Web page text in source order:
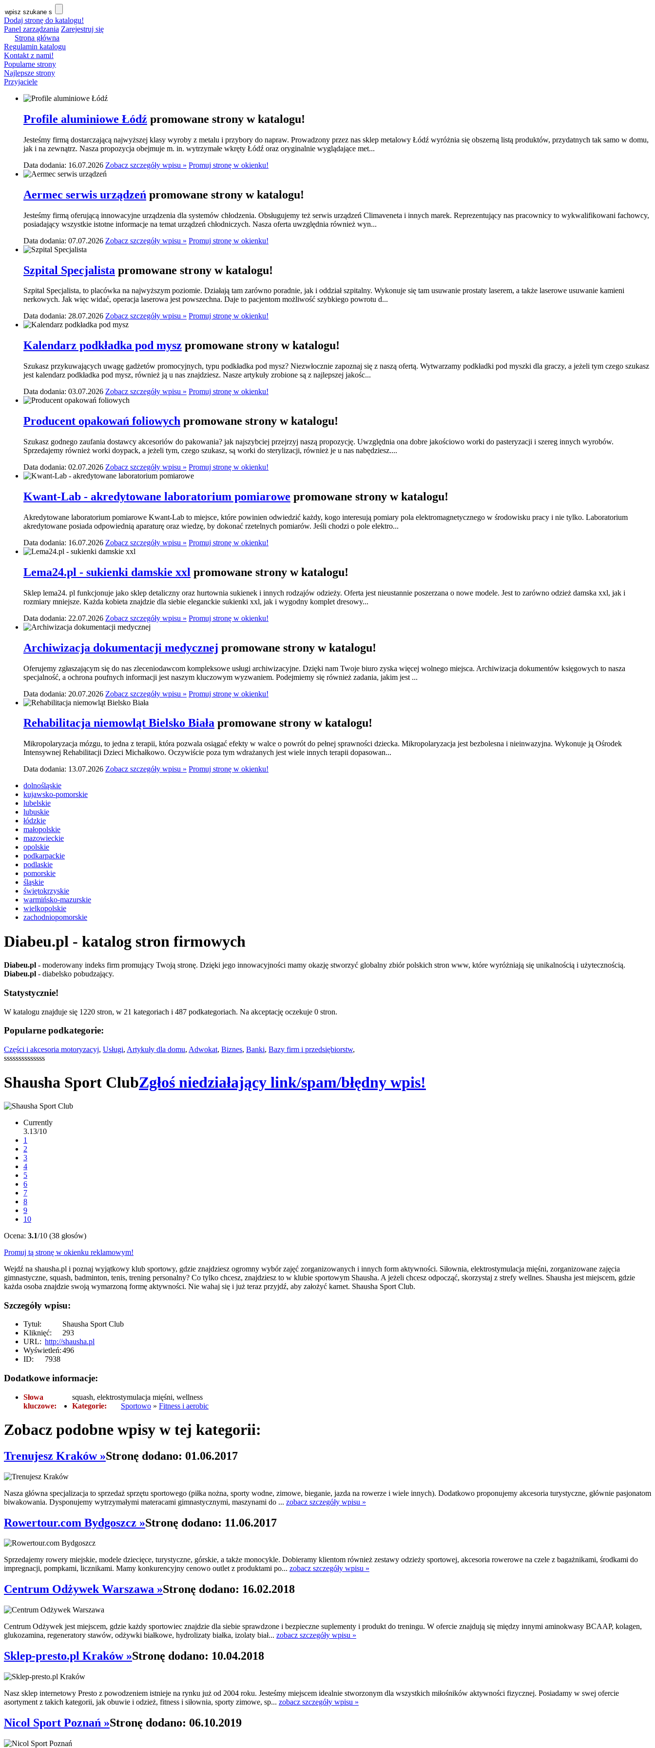
Dodaj stronę do katalogu!
Panel zarządzania Zarejestruj się
Strona główna
Regulamin katalogu
Kontakt z nami!
Popularne strony
Najlepsze strony
Przyjaciele
Profile aluminiowe Łódź promowane strony w katalogu!
Jesteśmy firmą dostarczającą najwyższej klasy wyroby z metalu i przybory do napraw. Prowadzony przez nas sklep metalowy Łódź wyróżnia się obszerną listą produktów, przydatnych tak samo w domu,
jak i na zewnątrz. Nasza propozycja obejmuje m. in. wytrzymałe wkręty Łódź oraz oryginalnie wyglądające met...
Data dodania: 16.07.2026 Zobacz szczegóły wpisu » Promuj stronę w okienku!
Aermec serwis urządzeń promowane strony w katalogu!
Jesteśmy firmą oferującą innowacyjne urządzenia dla systemów chłodzenia. Obsługujemy też serwis urządzeń Climaveneta i innych marek. Reprezentujący nas pracownicy to wykwalifikowani fachowcy,
posiadający wszystkie istotne informacje na temat urządzeń chłodniczych. Nasza oferta uwzględnia również wyn...
Data dodania: 07.07.2026 Zobacz szczegóły wpisu » Promuj stronę w okienku!
Szpital Specjalista promowane strony w katalogu!
Szpital Specjalista, to placówka na najwyższym poziomie. Działają tam zarówno poradnie, jak i oddział szpitalny. Wykonuje się tam usuwanie prostaty laserem, a także laserowe usuwanie kamieni
nerkowych. Jak więc widać, operacja laserowa jest powszechna. Daje to pacjentom możliwość szybkiego powrotu d...
Data dodania: 28.07.2026 Zobacz szczegóły wpisu » Promuj stronę w okienku!
Kalendarz podkładka pod mysz promowane strony w katalogu!
Szukasz przykuwających uwagę gadżetów promocyjnych, typu podkładka pod mysz? Niezwłocznie zapoznaj się z naszą ofertą. Wytwarzamy podkładki pod myszki dla graczy, a jeżeli tym czego szukasz
jest kalendarz podkładka pod mysz, również ją u nas znajdziesz. Nasze artykuły zrobione są z najlepszej jakośc...
Data dodania: 03.07.2026 Zobacz szczegóły wpisu » Promuj stronę w okienku!
Producent opakowań foliowych promowane strony w katalogu!
Szukasz godnego zaufania dostawcy akcesoriów do pakowania? jak najszybciej przejrzyj naszą propozycję. Uwzględnia ona dobre jakościowo worki do pasteryzacji i szereg innych wyrobów.
Sprzedajemy również worki doypack, a jeżeli tym, czego szukasz, są worki do sterylizacji, również je u nas nabędziesz....
Data dodania: 02.07.2026 Zobacz szczegóły wpisu » Promuj stronę w okienku!
Kwant-Lab - akredytowane laboratorium pomiarowe promowane strony w katalogu!
Akredytowane laboratorium pomiarowe Kwant-Lab to miejsce, które powinien odwiedzić każdy, kogo interesują pomiary pola elektromagnetycznego w środowisku pracy i nie tylko. Laboratorium
akredytowane posiada odpowiednią aparaturę oraz wiedzę, by dokonać rzetelnych pomiarów. Jeśli chodzi o pole elektro...
Data dodania: 16.07.2026 Zobacz szczegóły wpisu » Promuj stronę w okienku!
Lema24.pl - sukienki damskie xxl promowane strony w katalogu!
Sklep lema24. pl funkcjonuje jako sklep detaliczny oraz hurtownia sukienek i innych rodzajów odzieży. Oferta jest nieustannie poszerzana o nowe modele. Jest to zarówno odzież damska xxl, jak i
rozmiary mniejsze. Każda kobieta znajdzie dla siebie eleganckie sukienki xxl, jak i wygodny komplet dresowy...
Data dodania: 22.07.2026 Zobacz szczegóły wpisu » Promuj stronę w okienku!
Archiwizacja dokumentacji medycznej promowane strony w katalogu!
Oferujemy zgłaszającym się do nas zleceniodawcom kompleksowe usługi archiwizacyjne. Dzięki nam Twoje biuro zyska więcej wolnego miejsca. Archiwizacja dokumentów księgowych to nasza
specjalność, a ochrona poufnych informacji jest naszym kluczowym wyzwaniem. Podejmiemy się również zadania, jakim jest ...
Data dodania: 20.07.2026 Zobacz szczegóły wpisu » Promuj stronę w okienku!
Rehabilitacja niemowląt Bielsko Biała promowane strony w katalogu!
Mikropolaryzacja mózgu, to jedna z terapii, która pozwala osiągać efekty w walce o powrót do pełnej sprawności dziecka. Mikropolaryzacja jest bezbolesna i nieinwazyjna. Wykonuje ją Ośrodek
Intensywnej Rehabilitacji Dzieci Michałkowo. Oczywiście poza tym wdrażanych jest wiele innych terapii dopasowan...
Data dodania: 13.07.2026 Zobacz szczegóły wpisu » Promuj stronę w okienku!
dolnośląskie
kujawsko-pomorskie
lubelskie
lubuskie
łódzkie
małopolskie
mazowieckie
opolskie
podkarpackie
podlaskie
pomorskie
śląskie
świętokrzyskie
warmińsko-mazurskie
wielkopolskie
zachodniopomorskie
Diabeu.pl - katalog stron firmowych
Diabeu.pl - moderowany indeks firm promujący Twoją stronę. Dzięki jego innowacyjności mamy okazję stworzyć globalny zbiór polskich stron www, które wyróżniają się unikalnością i użytecznością.
Diabeu.pl - diabelsko pobudzający.
Statystycznie!
W katalogu znajduje się 1220 stron, w 21 kategoriach i 487 podkategoriach. Na akceptację oczekuje 0 stron.
Popularne podkategorie:
Części i akcesoria motoryzacyj, Usługi, Artykuły dla domu, Adwokat, Biznes, Banki, Bazy firm i przedsiębiorstw,
ssssssssssssss
Shausha Sport ClubZgłoś niedziałający link/spam/błędny wpis!
Currently
3.13/10
1
2
3
4
5
6
7
8
9
10
Ocena: 3.1/10 (38 głosów)
Promuj tą stronę w okienku reklamowym!
Wejdź na shausha.pl i poznaj wyjątkowy klub sportowy, gdzie znajdziesz ogromny wybór zajęć zorganizowanych i innych form aktywności. Siłownia, elektrostymulacja mięśni, zorganizowane zajęcia
gimnastyczne, squash, badminton, tenis, trening personalny? Co tylko chcesz, znajdziesz to w klubie sportowym Shausha. A jeżeli chcesz odpocząć, skorzystaj z strefy wellnes. Shausha jest miejscem, gdzie
każda osoba znajdzie swoją wymarzoną formę aktywności. Nie wahaj się i już teraz przyjdź, aby założyć karnet. Shausha Sport Club.
Szczegóły wpisu:
Tytuł:
Shausha Sport Club
Kliknięć:
293
URL: http://shausha.pl
Wyświetleń:496
ID:
7938
Dodatkowe informacje:
Słowa
kluczowe:
squash, elektrostymulacja mięśni, wellness
Kategorie:
Sportowo » Fitness i aerobic
Zobacz podobne wpisy w tej kategorii:
Trenujesz Kraków »Stronę dodano: 01.06.2017
Nasza główna specjalizacja to sprzedaż sprzętu sportowego (piłka nożna, sporty wodne, zimowe, bieganie, jazda na rowerze i wiele innych). Dodatkowo proponujemy akcesoria turystyczne, głównie pasjonatom
biwakowania. Dysponujemy wytrzymałymi materacami gimnastycznymi, maszynami do ... zobacz szczegóły wpisu »
Rowertour.com Bydgoszcz »Stronę dodano: 11.06.2017
Sprzedajemy rowery miejskie, modele dziecięce, turystyczne, górskie, a także monocykle. Dobieramy klientom również zestawy odzieży sportowej, akcesoria rowerowe na czele z bagażnikami, środkami do
impregnacji, pompkami, licznikami. Mamy konkurencyjny cenowo outlet z produktami po... zobacz szczegóły wpisu »
Centrum Odżywek Warszawa »Stronę dodano: 16.02.2018
Centrum Odżywek jest miejscem, gdzie każdy sportowiec znajdzie dla siebie sprawdzone i bezpieczne suplementy i produkt do treningu. W ofercie znajdują się między innymi aminokwasy BCAAP, kolagen,
glukozamina, regeneratory stawów, odżywki białkowe, hydrolizaty białka, izolaty biał... zobacz szczegóły wpisu »
Sklep-presto.pl Kraków »Stronę dodano: 10.04.2018
Nasz sklep internetowy Presto z powodzeniem istnieje na rynku już od 2004 roku. Jesteśmy miejscem idealnie stworzonym dla wszystkich miłośników aktywności fizycznej. Posiadamy w swej ofercie
asortyment z takich kategorii, jak obuwie i odzież, fitness i siłownia, sporty zimowe, sp... zobacz szczegóły wpisu »
Nicol Sport Poznań »Stronę dodano: 06.10.2019